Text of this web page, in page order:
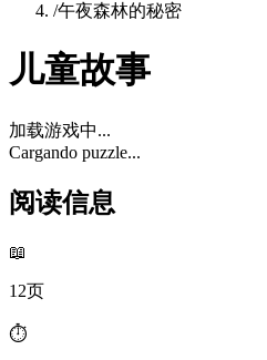
/午夜森林的秘密
儿童故事
加载游戏中...
Cargando puzzle...
阅读信息
📖
12页
⏱️